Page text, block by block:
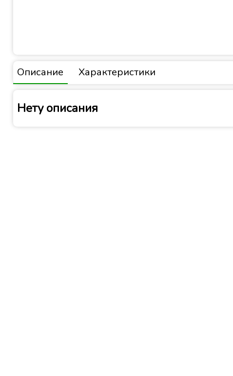
Описание Характеристики
Нету описания